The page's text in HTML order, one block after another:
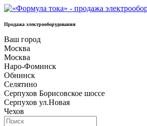
Продажа электрооборудования
Ваш город
Москва
Москва
Наро-Фоминск
Обнинск
Селятино
Серпухов Борисовское шоссе
Серпухов ул.Новая
Чехов